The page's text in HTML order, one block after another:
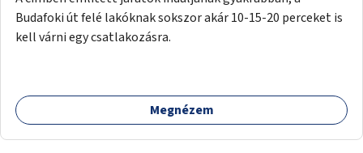
Budafoki út felé lakóknak sokszor akár 10-15-20 perceket is
kell várni egy csatlakozásra.
Megnézem